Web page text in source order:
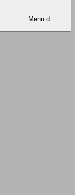
Menu di